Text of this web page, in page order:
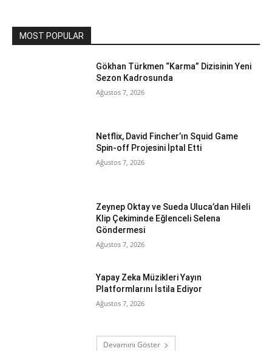
MOST POPULAR
Gökhan Türkmen “Karma” Dizisinin Yeni
Sezon Kadrosunda
Ağustos 7, 2026
Netflix, David Fincher’ın Squid Game
Spin-off Projesini İptal Etti
Ağustos 7, 2026
Zeynep Oktay ve Sueda Uluca’dan Hileli
Klip Çekiminde Eğlenceli Selena
Göndermesi
Ağustos 7, 2026
Yapay Zeka Müzikleri Yayın
Platformlarını İstila Ediyor
Ağustos 7, 2026
Devamını Göster